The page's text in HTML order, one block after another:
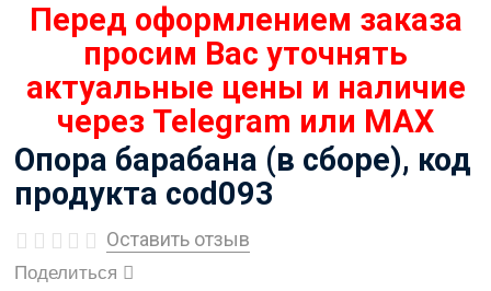
Перед оформлением заказа
просим Вас уточнять
актуальные цены и наличие
через Telegram или MAX
Опора барабана (в сборе), код
продукта cod093
Оставить отзыв
Поделиться